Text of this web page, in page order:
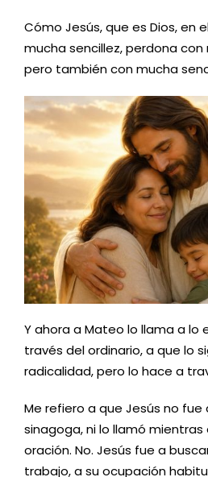
Cómo Jesús, que es Dios, en
mucha sencillez, perdona
pero también con mucha
Y ahora a Mateo lo llama a lo
través del ordinario, a que lo
radicalidad, pero lo hace a
Me refiero a que Jesús no
sinagoga, ni lo llamó
oración. No. Jesús fue a
trabajo, a su ocupación